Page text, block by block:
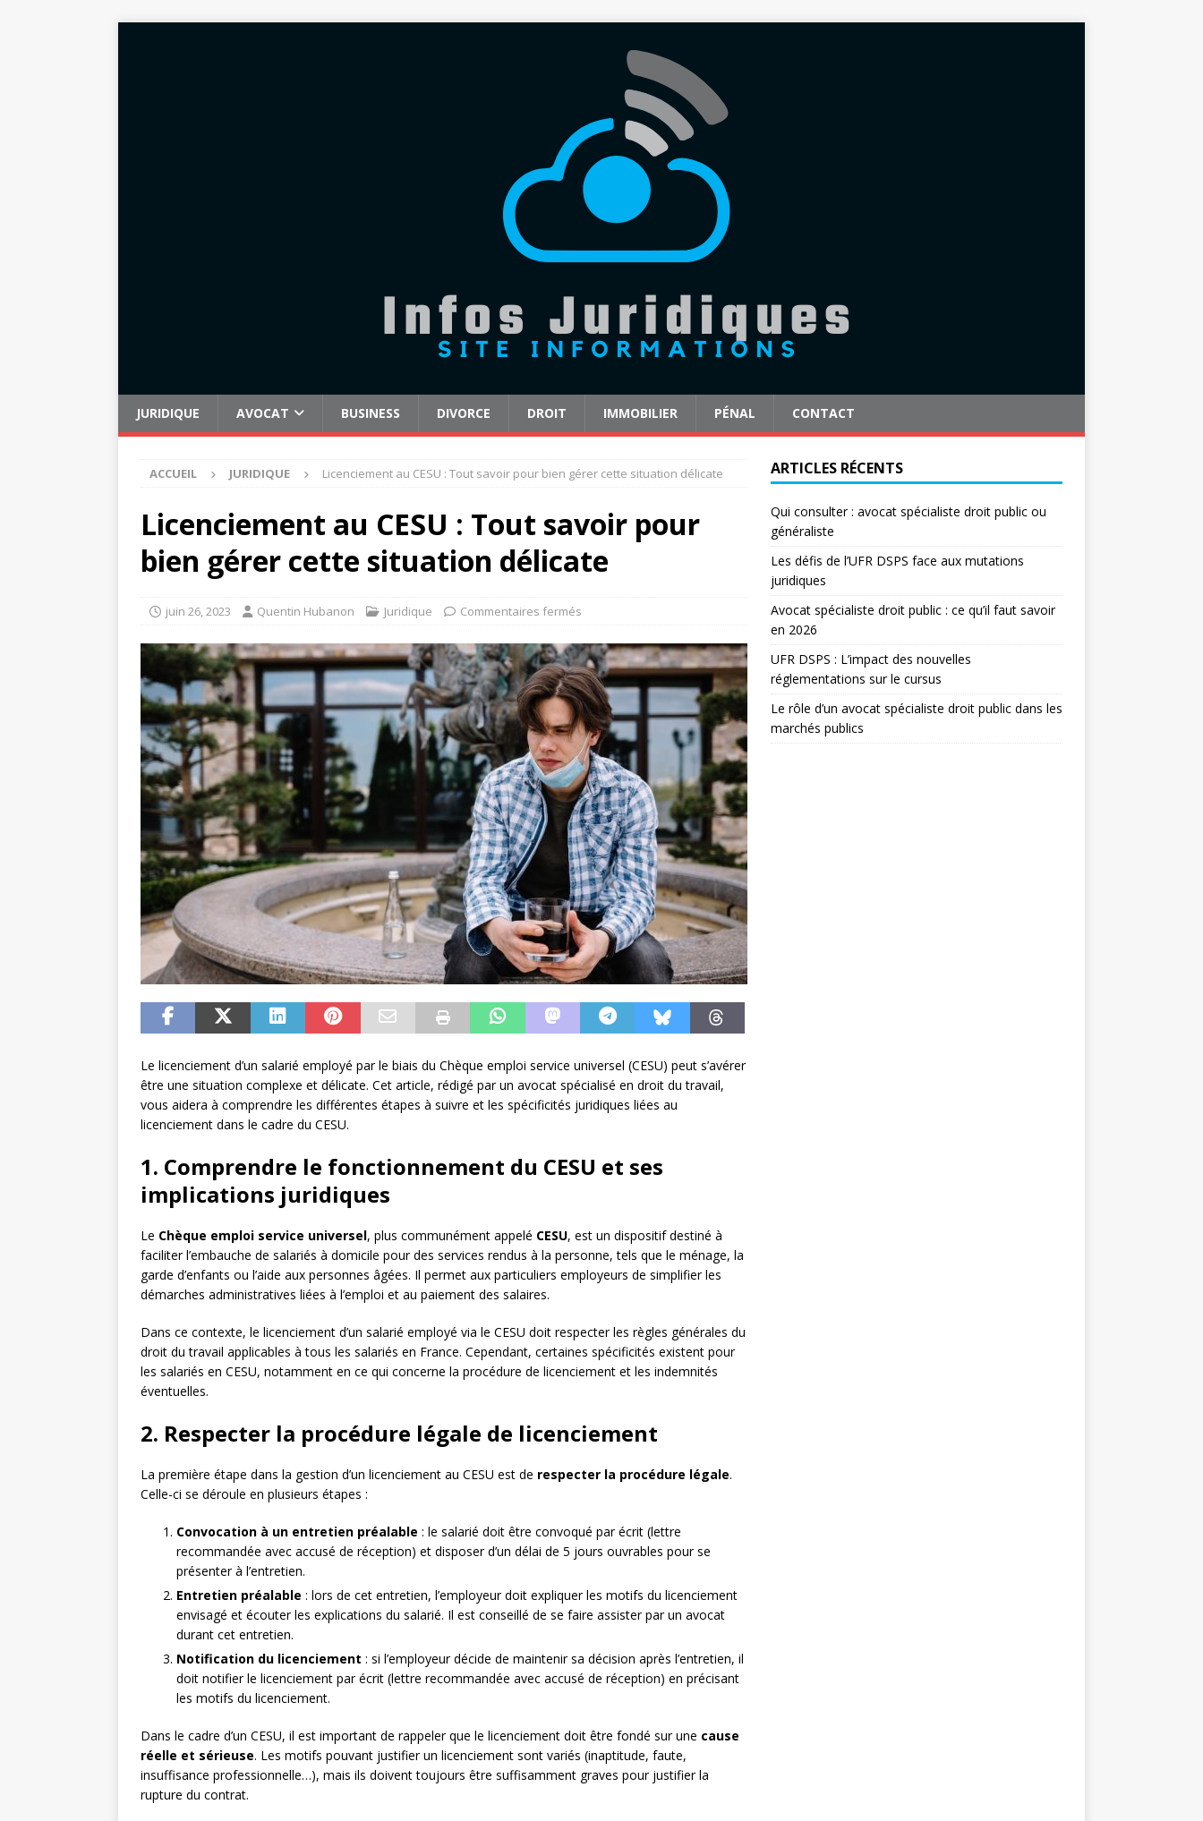
JURIDIQUE AVOCAT BUSINESS DIVORCE DROIT IMMOBILIER PÉNAL CONTACT
ACCUEIL JURIDIQUE Licenciement au CESU : Tout savoir pour bien gérer cette situation délicate
Licenciement au CESU : Tout savoir pour
bien gérer cette situation délicate
juin 26, 2023 Quentin Hubanon Juridique Commentaires fermés
Le licenciement d’un salarié employé par le biais du Chèque emploi service universel (CESU) peut s’avérer
être une situation complexe et délicate. Cet article, rédigé par un avocat spécialisé en droit du travail,
vous aidera à comprendre les différentes étapes à suivre et les spécificités juridiques liées au
licenciement dans le cadre du CESU.
1. Comprendre le fonctionnement du CESU et ses
implications juridiques
Le Chèque emploi service universel, plus communément appelé CESU, est un dispositif destiné à
faciliter l’embauche de salariés à domicile pour des services rendus à la personne, tels que le ménage, la
garde d’enfants ou l’aide aux personnes âgées. Il permet aux particuliers employeurs de simplifier les
démarches administratives liées à l’emploi et au paiement des salaires.
Dans ce contexte, le licenciement d’un salarié employé via le CESU doit respecter les règles générales du
droit du travail applicables à tous les salariés en France. Cependant, certaines spécificités existent pour
les salariés en CESU, notamment en ce qui concerne la procédure de licenciement et les indemnités
éventuelles.
2. Respecter la procédure légale de licenciement
La première étape dans la gestion d’un licenciement au CESU est de respecter la procédure légale.
Celle-ci se déroule en plusieurs étapes :
Convocation à un entretien préalable : le salarié doit être convoqué par écrit (lettre
recommandée avec accusé de réception) et disposer d’un délai de 5 jours ouvrables pour se
présenter à l’entretien.
Entretien préalable : lors de cet entretien, l’employeur doit expliquer les motifs du licenciement
envisagé et écouter les explications du salarié. Il est conseillé de se faire assister par un avocat
durant cet entretien.
Notification du licenciement : si l’employeur décide de maintenir sa décision après l’entretien, il
doit notifier le licenciement par écrit (lettre recommandée avec accusé de réception) en précisant
les motifs du licenciement.
Dans le cadre d’un CESU, il est important de rappeler que le licenciement doit être fondé sur une cause
réelle et sérieuse. Les motifs pouvant justifier un licenciement sont variés (inaptitude, faute,
insuffisance professionnelle…), mais ils doivent toujours être suffisamment graves pour justifier la
rupture du contrat.
ARTICLES RÉCENTS
Qui consulter : avocat spécialiste droit public ou
généraliste
Les défis de l’UFR DSPS face aux mutations
juridiques
Avocat spécialiste droit public : ce qu’il faut savoir
en 2026
UFR DSPS : L’impact des nouvelles
réglementations sur le cursus
Le rôle d’un avocat spécialiste droit public dans les
marchés publics